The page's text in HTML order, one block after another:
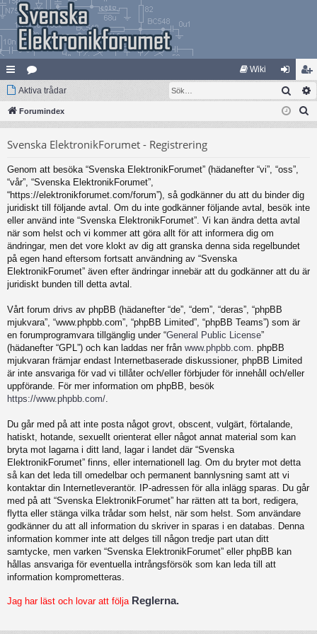
na
bb
ar
at
eg
Wiki
og
ga
li
m
Aktiva trådar Sök
Forumindex
Svenska ElektronikForumet - Registrering
Genom att besöka “Svenska ElektronikForumet” (hädanefter “vi”, “oss”,
“vår”, “Svenska ElektronikForumet”,
“https://elektronikforumet.com/forum”), så godkänner du att du binder dig
juridiskt till följande avtal. Om du inte godkänner följande avtal, besök inte
eller använd inte “Svenska ElektronikForumet”. Vi kan ändra detta avtal
när som helst och vi kommer att göra allt för att informera dig om
ändringar, men det vore klokt av dig att granska denna sida regelbundet
på egen hand eftersom fortsatt användning av “Svenska
ElektronikForumet” även efter ändringar innebär att du godkänner att du är
juridiskt bunden till detta avtal.
Vårt forum drivs av phpBB (hädanefter “de”, “dem”, “deras”, “phpBB
mjukvara”, “www.phpbb.com”, “phpBB Limited”, “phpBB Teams”) som är
en forumprogramvara tillgänglig under “General Public License”
(hädanefter “GPL”) och kan laddas ner från www.phpbb.com . phpBB
mjukvaran främjar endast Internetbaserade diskussioner, phpBB Limited
är inte ansvariga för vad vi tillåter och/eller förbjuder för innehåll och/eller
uppförande. För mer information om phpBB, besök
https://www.phpbb.com/
Du går med på att inte posta något grovt, obscent, vulgärt, förtalande,
hatiskt, hotande, sexuellt orienterat eller något annat material som kan
bryta mot lagarna i ditt land, lagar i landet där “Svenska
ElektronikForumet” finns, eller internationell lag. Om du bryter mot detta
så kan det leda till omedelbar och permanent bannlysning samt att vi
kontaktar din Internetleverantör. IP-adressen för alla inlägg sparas. Du går
med på att “Svenska ElektronikForumet” har rätten att ta bort, redigera,
flytta eller stänga vilka trådar som helst, när som helst. Som användare
godkänner du att all information du skriver in sparas i en databas. Denna
information kommer inte att delges till någon tredje part utan ditt
samtycke, men varken “Svenska ElektronikForumet” eller phpBB kan
hållas ansvariga för eventuella intrångsförsök som kan leda till att
information komprometteras.
Jag har läst och lovar att följa Reglerna.